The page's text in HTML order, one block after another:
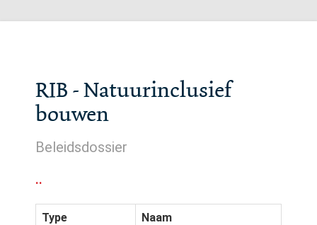
RIB - Natuurinclusief
bouwen
Beleidsdossier
..
Type Naam